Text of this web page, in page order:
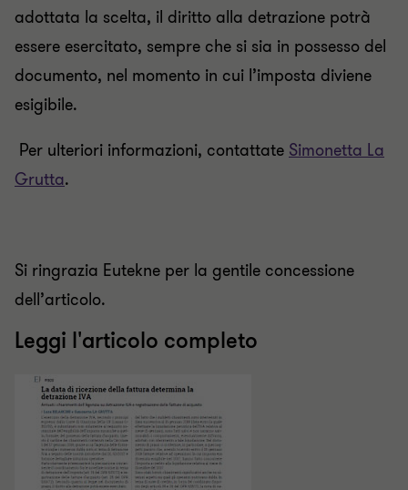
adottata la scelta, il diritto alla detrazione potrà
essere esercitato, sempre che si sia in possesso del
documento, nel momento in cui l’imposta diviene
esigibile.
Per ulteriori informazioni, contattate Simonetta La
Grutta.
Si ringrazia Eutekne per la gentile concessione
dell’articolo.
Leggi l'articolo completo